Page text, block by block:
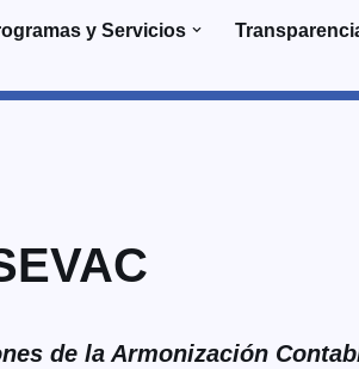
y Servicios
de la Armonización